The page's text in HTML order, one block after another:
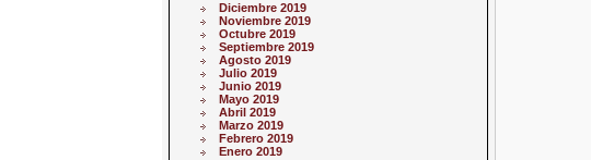
Diciembre 2019
Noviembre 2019
Octubre 2019
Septiembre 2019
Agosto 2019
Julio 2019
Junio 2019
Mayo 2019
Abril 2019
Marzo 2019
Febrero 2019
Enero 2019